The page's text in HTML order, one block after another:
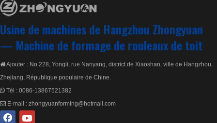
Usine de machines de Hangzhou Zhongyuan
— Machine de formage de rouleaux de toit
Ajouter : No.228, Yongli, rue Nanyang, district de Xiaoshan, ville de Hangzhou,
Zhejiang, République populaire de Chine.
 Tél : 0086-13867521382
 E-mail : zhongyuanforming@hotmail.com